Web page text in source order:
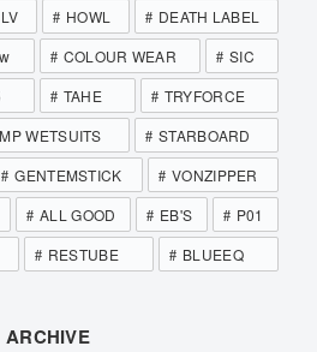
HOWL
DEATH LABEL
COLOUR WEAR
SIC
TAHE
TRYFORCE
WETSUITS
STARBOARD
GENTEMSTICK
VONZIPPER
ALL GOOD EB'S
P01
RESTUBE BLUEEQ
ARCHIVE